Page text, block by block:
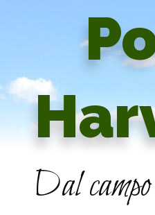
Dal